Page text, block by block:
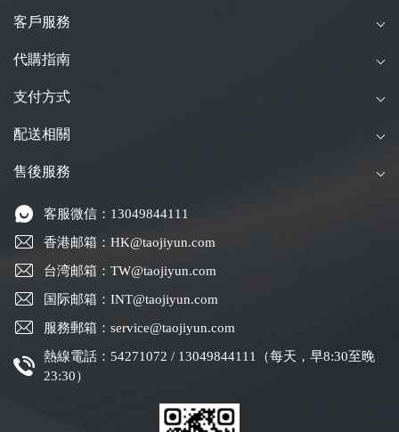
客戶服務
代購指南
支付方式
配送相關
售後服務
客服微信：13049844111
香港邮箱：HK@taojiyun.com
台湾邮箱：TW@taojiyun.com
国际邮箱：INT@taojiyun.com
服務郵箱：service@taojiyun.com
熱線電話：54271072 / 13049844111（每天，早8:30至晚
23:30）